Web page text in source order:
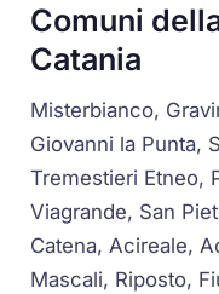
Comuni
Catania
Misterbianco,
Giovanni la Punta,
Tremestieri Etneo,
Viagrande, San
Catena, Acireale,
Mascali, Riposto,